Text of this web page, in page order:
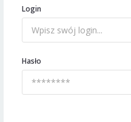
Login
Hasło